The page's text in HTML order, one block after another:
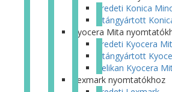
Eredeti Konica
Utángyártott
Kyocera Mita
Eredeti Kyocera
Utángyártott
Pelikan Kyocera
Lexmark nyomtatókhoz